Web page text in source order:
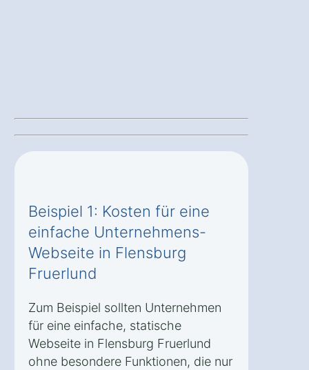
Beispiel 1: Kosten für eine
einfache Unternehmens-
Webseite in Flensburg
Fruerlund
Zum Beispiel sollten Unternehmen
für eine einfache, statische
Webseite in Flensburg Fruerlund
ohne besondere Funktionen, die nur